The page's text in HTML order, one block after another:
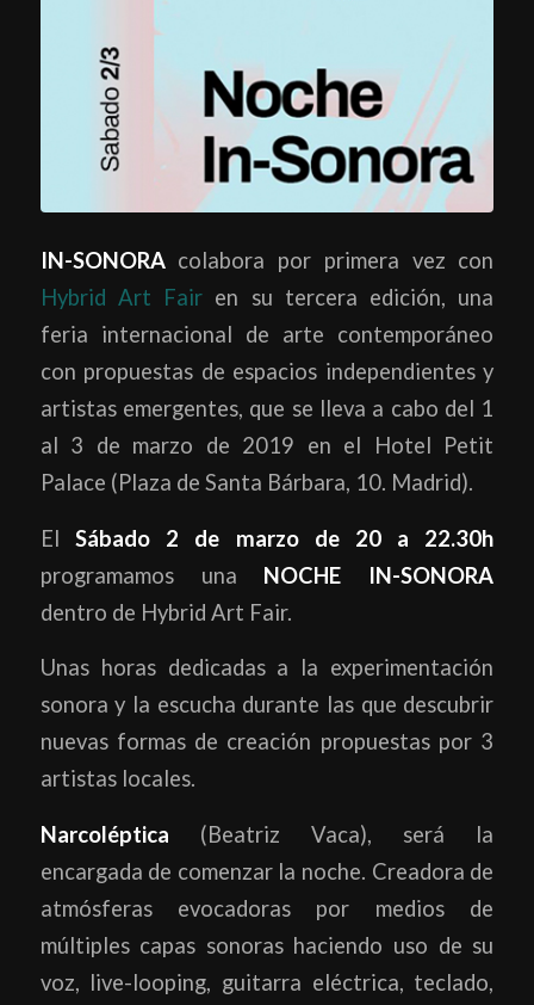
IN-SONORAcolabora por primera vez con
Hybrid Art Fair en su tercera edición, una
feria internacional de arte contemporáneo
con propuestas de espacios independientes y
artistas emergentes, que se lleva a cabo del 1
al 3 de marzo de 2019 en el Hotel Petit
Palace (Plaza de Santa Bárbara, 10. Madrid).
El Sábado 2 de marzo de 20 a 22.30h
programamos una NOCHE IN-SONORA
dentro de Hybrid Art Fair.
Unas horas dedicadas a la experimentación
sonora y la escucha durante las que descubrir
nuevas formas de creación propuestas por 3
artistas locales.
Narcoléptica (Beatriz Vaca), será la
encargada de comenzar la noche. Creadora de
atmósferas evocadoras por medios de
múltiples capas sonoras haciendo uso de su
voz, live-looping, guitarra eléctrica, teclado,